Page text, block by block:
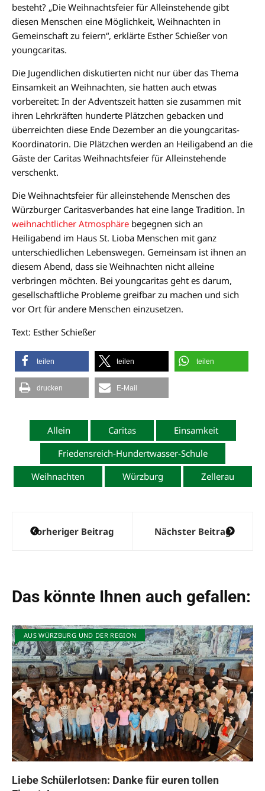
besteht? „Die Weihnachtsfeier für Alleinstehende gibt
diesen Menschen eine Möglichkeit, Weihnachten in
Gemeinschaft zu feiern“, erklärte Esther Schießer von
youngcaritas.
Die Jugendlichen diskutierten nicht nur über das Thema
Einsamkeit an Weihnachten, sie hatten auch etwas
vorbereitet: In der Adventszeit hatten sie zusammen mit
ihren Lehrkräften hunderte Plätzchen gebacken und
überreichten diese Ende Dezember an die youngcaritas-
Koordinatorin. Die Plätzchen werden an Heiligabend an die
Gäste der Caritas Weihnachtsfeier für Alleinstehende
verschenkt.
Die Weihnachtsfeier für alleinstehende Menschen des
Würzburger Caritasverbandes hat eine lange Tradition. In
weihnachtlicher Atmosphäre begegnen sich an
Heiligabend im Haus St. Lioba Menschen mit ganz
unterschiedlichen Lebenswegen. Gemeinsam ist ihnen an
diesem Abend, dass sie Weihnachten nicht alleine
verbringen möchten. Bei youngcaritas geht es darum,
gesellschaftliche Probleme greifbar zu machen und sich
vor Ort für andere Menschen einzusetzen.
Text: Esther Schießer
teilen teilen teilen
drucken E-Mail
Allein Caritas
Einsamkeit
Friedensreich-Hundertwasser-Schule
Weihnachten
Würzburg Zellerau
Beitragsnavigation
Vorheriger Beitrag Nächster Beitrag
Das könnte Ihnen auch gefallen:
AUS WÜRZBURG UND DER REGION
Liebe Schülerlotsen: Danke für euren tollen